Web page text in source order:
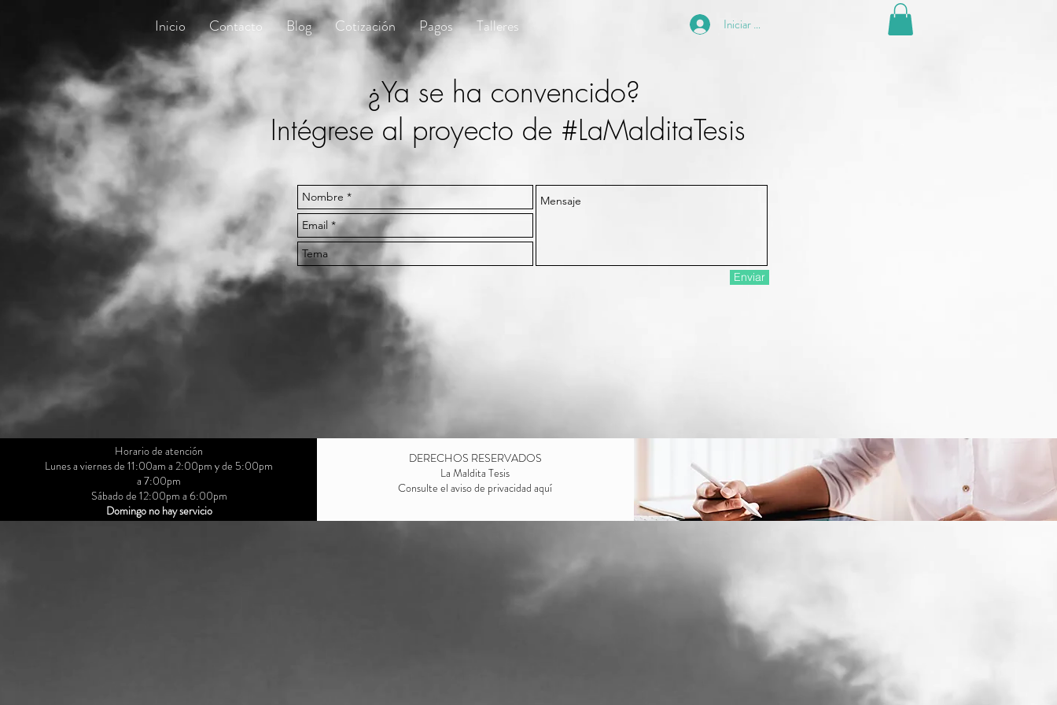
Inicio Contacto Blog Cotización Pagos Talleres Iniciar sesión
¿Ya se ha convencido?
Intégrese al proyecto de #LaMalditaTesis
Enviar
Horario de atención
Lunes a viernes de 11:00am a 2:00pm y de 5:00pm
a 7:00pm
Sábado de 12:00pm a 6:00pm
Domingo no hay servicio
DERECHOS RESERVADOS
La Maldita Tesis
Consulte el aviso de privacidadaquí